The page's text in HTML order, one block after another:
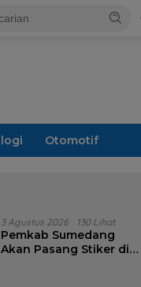
Otomotif
3 Agustus 2026 130 Lihat
Pemkab Sumedang
Akan Pasang Stiker di